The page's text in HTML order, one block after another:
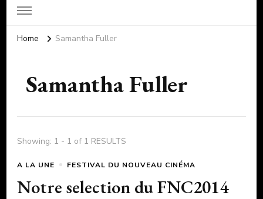
Home Samantha Fuller
Samantha Fuller
Showing: 1 - 1 of 1 RESULTS
A LA UNE FESTIVAL DU NOUVEAU CINÉMA
Notre selection du FNC2014